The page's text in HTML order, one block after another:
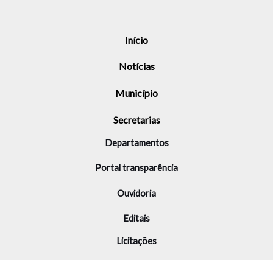
Início
Notícias
Município
Secretarias
Departamentos
Portal transparência
Ouvidoria
Editais
Licitações